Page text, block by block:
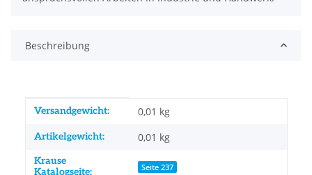
Beschreibung
Produkteigenschaft
Wert
Versandgewicht: 0,01 kg
Artikelgewicht: 0,01 kg
Krause
Katalogseite:
Seite 237